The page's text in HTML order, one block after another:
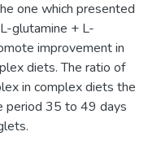
one which presented
glutamine + L-
improvement in
diets. The ratio of
in complex diets the
period 35 to 49 days